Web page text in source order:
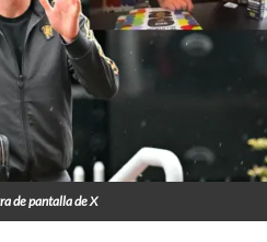
de pantalla de X